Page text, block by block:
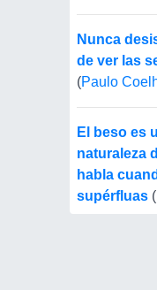
Nunca
de ver las
(Paulo
El beso es
naturaleza
habla
supérfluas (